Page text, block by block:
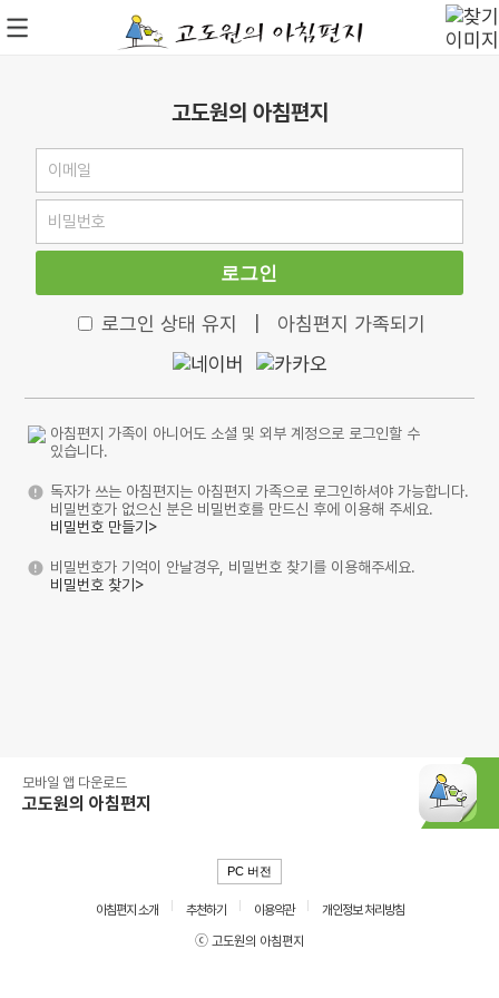
고도원의 아침편지
로그인
로그인 상태 유지 아침편지 가족되기
아침편지 가족이 아니어도 소셜 및 외부 계정으로 로그인할 수
있습니다.
독자가 쓰는 아침편지는 아침편지 가족으로 로그인하셔야 가능합니다.
비밀번호가 없으신 분은 비밀번호를 만드신 후에 이용해 주세요.
비밀번호 만들기>
비밀번호가 기억이 안날경우, 비밀번호 찾기를 이용해주세요.
비밀번호 찾기>
모바일 앱 다운로드
고도원의 아침편지
PC 버전
아침편지 소개 추천하기 이용약관
개인정보 처리방침
ⓒ 고도원의 아침편지